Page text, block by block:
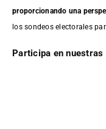
proporcionando una
los sondeos electorales
Participa en